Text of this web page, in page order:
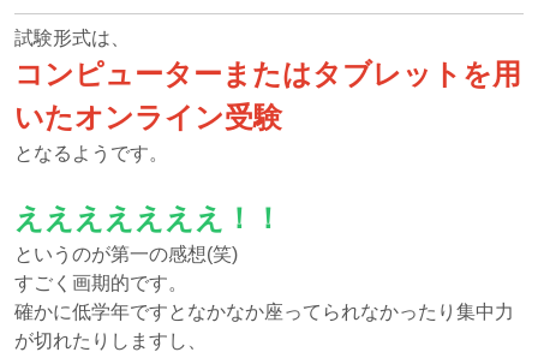
試験形式は、
コンピューターまたはタブレットを用
いたオンライン受験
となるようです。
えええええええ！！
というのが第一の感想(笑)
すごく画期的です。
確かに低学年ですとなかなか座ってられなかったり集中力
が切れたりしますし、